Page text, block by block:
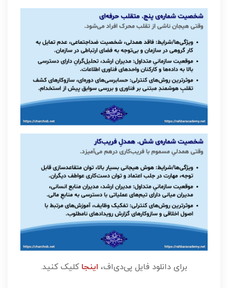
برای دانلود فایل پی‌دی‌اف، اینجاکلیک کنید.